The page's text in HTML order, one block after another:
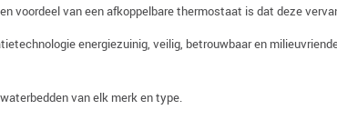
voordeel van een afkoppelbare thermostaat is dat deze
energiezuinig, veilig, betrouwbaar en
van elk merk en type.